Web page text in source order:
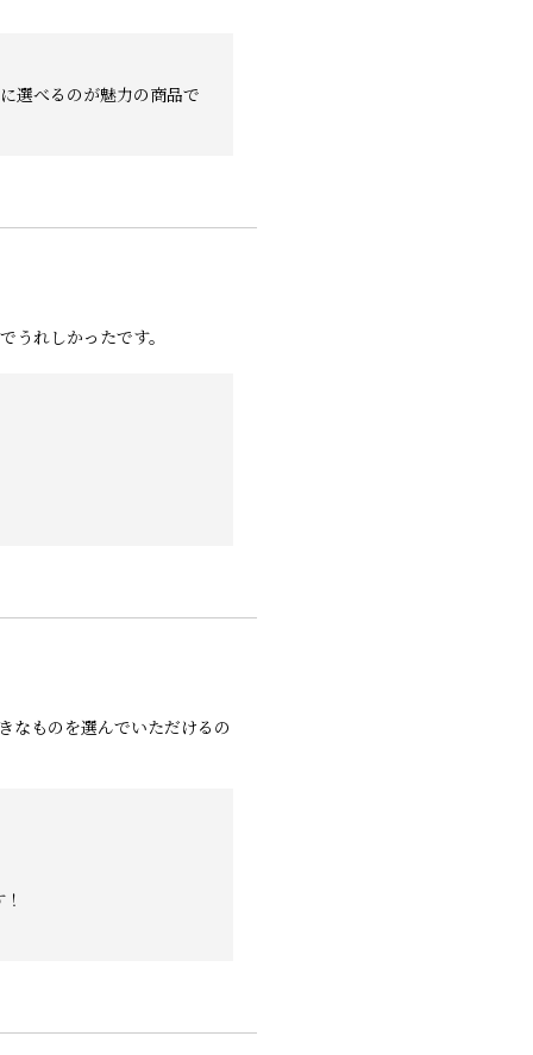
選べるのが魅力の商品で
れしかったです。
なものを選んでいただけるの